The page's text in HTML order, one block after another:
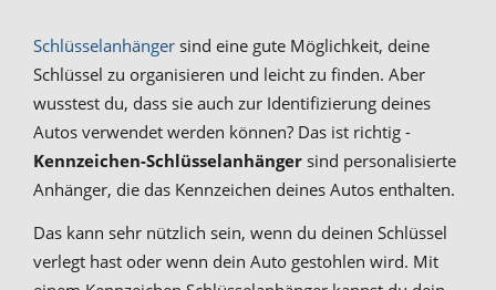
Schlüsselanhänger sind eine gute Möglichkeit, deine
Schlüssel zu organisieren und leicht zu finden. Aber
wusstest du, dass sie auch zur Identifizierung deines
Autos verwendet werden können? Das ist richtig -
Kennzeichen-Schlüsselanhänger sind personalisierte
Anhänger, die das Kennzeichen deines Autos enthalten.
Das kann sehr nützlich sein, wenn du deinen Schlüssel
verlegt hast oder wenn dein Auto gestohlen wird. Mit